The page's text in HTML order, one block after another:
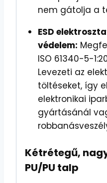
nem gátolja a
ESD
védelem:
ISO 61340-5-
Levezeti az
töltéseket, így
elektronikai
gyártásánál
Kétrétegű,
PU/PU talp